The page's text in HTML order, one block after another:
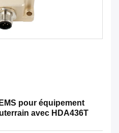
pour équipement
avec HDA436T